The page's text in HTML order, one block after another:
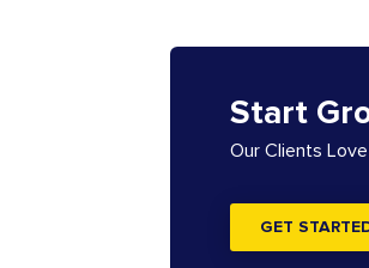
Start
Our Clients
GET